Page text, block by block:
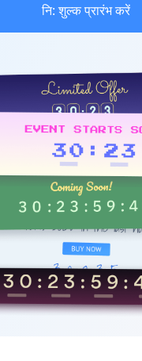
नि: शुल्क प्रारंभ करें